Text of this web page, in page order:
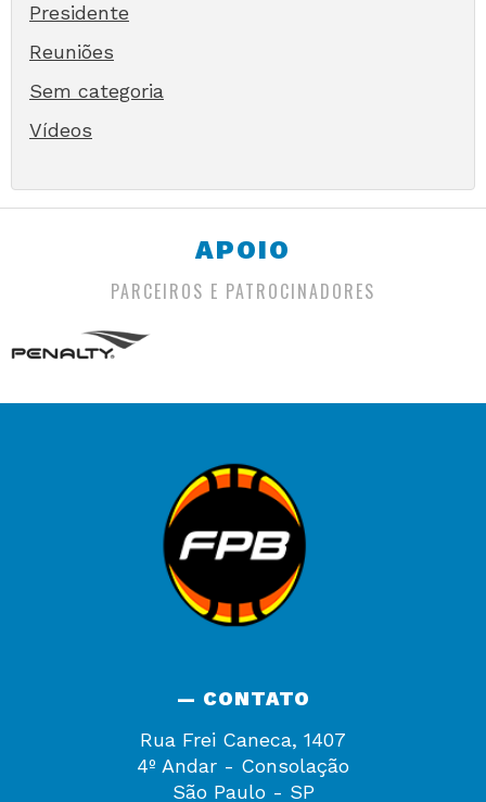
Presidente
Reuniões
Sem categoria
Vídeos
APOIO
PARCEIROS E PATROCINADORES
— CONTATO
Rua Frei Caneca, 1407
4º Andar - Consolação
São Paulo - SP